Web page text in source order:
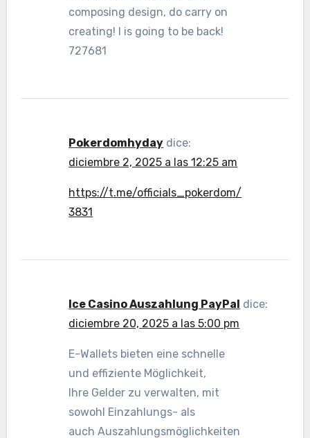
composing design, do carry on
creating! I is going to be back!
727681
Pokerdomhyday dice:
diciembre 2, 2025 a las 12:25 am
https://t.me/officials_pokerdom/
3831
Ice Casino Auszahlung PayPal dice:
diciembre 20, 2025 a las 5:00 pm
E-Wallets bieten eine schnelle
und effiziente Möglichkeit,
Ihre Gelder zu verwalten, mit
sowohl Einzahlungs- als
auch Auszahlungsmöglichkeiten